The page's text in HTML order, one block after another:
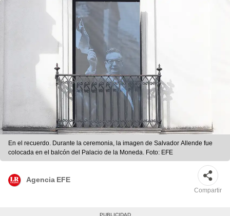
En el recuerdo. Durante la ceremonia, la imagen de Salvador Allende fue
colocada en el balcón del Palacio de la Moneda. Foto: EFE
Agencia EFE
Compartir